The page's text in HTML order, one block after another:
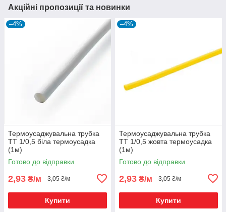
Акційні пропозиції та новинки
–4%
Термоусаджувальна трубка
ТТ 1/0,5 біла термоусадка
(1м)
Готово до відправки
2,93 ₴/м 3,05 ₴/м
Купити
–4%
Термоусаджувальна трубка
ТТ 1/0,5 жовта термоусадка
(1м)
Готово до відправки
2,93 ₴/м 3,05 ₴/м
Купити